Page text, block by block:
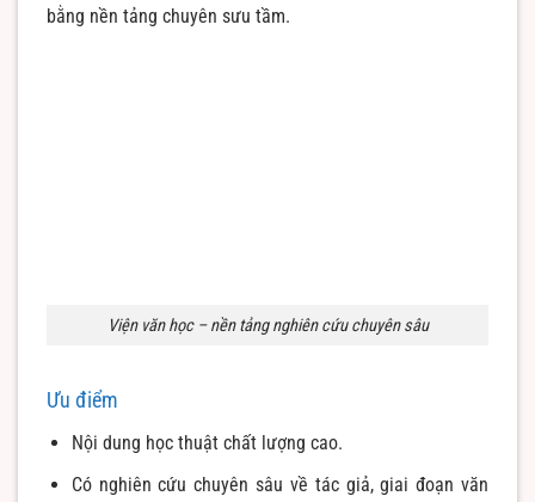
bằng nền tảng chuyên sưu tầm.
Viện văn học – nền tảng nghiên cứu chuyên sâu
Ưu điểm
Nội dung học thuật chất lượng cao.
Có nghiên cứu chuyên sâu về tác giả, giai đoạn văn